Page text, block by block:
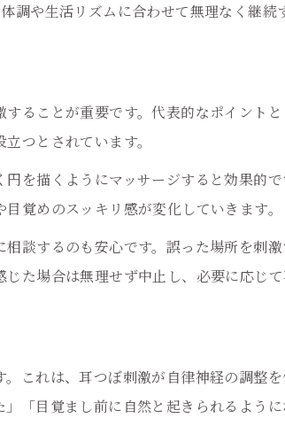
や生活リズムに合わせて無理なく継続
ることが重要です。代表的なポイント
つとされています。
を描くようにマッサージすると効果的
覚めのスッキリ感が変化していきます。
談するのも安心です。誤った場所を刺
た場合は無理せず中止し、必要に応じて
これは、耳つぼ刺激が自律神経の調整
「目覚まし前に自然と起きられるよう